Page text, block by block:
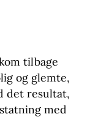
tilbage
og glemte,
det resultat,
med